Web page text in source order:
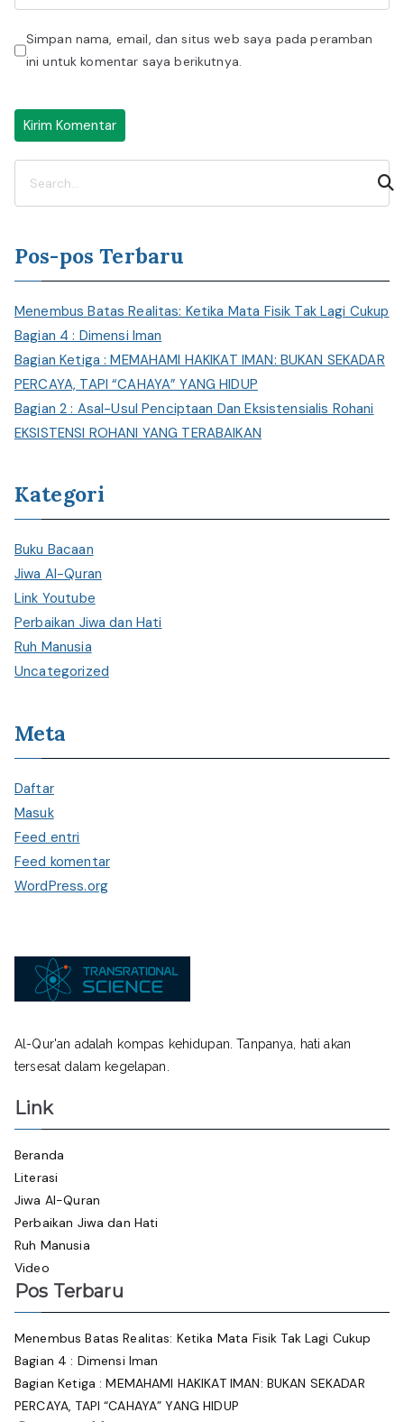
Simpan nama, email, dan situs web saya pada peramban
ini untuk komentar saya berikutnya.
Pos-pos Terbaru
Menembus Batas Realitas: Ketika Mata Fisik Tak Lagi Cukup
Bagian 4 : Dimensi Iman
Bagian Ketiga : MEMAHAMI HAKIKAT IMAN: BUKAN SEKADAR
PERCAYA, TAPI “CAHAYA” YANG HIDUP
Bagian 2 : Asal-Usul Penciptaan Dan Eksistensialis Rohani
EKSISTENSI ROHANI YANG TERABAIKAN
Kategori
Buku Bacaan
Jiwa Al-Quran
Link Youtube
Perbaikan Jiwa dan Hati
Ruh Manusia
Uncategorized
Meta
Daftar
Masuk
Feed entri
Feed komentar
WordPress.org
Al-Qur'an adalah kompas kehidupan. Tanpanya, hati akan
tersesat dalam kegelapan.
Link
Beranda
Literasi
Jiwa Al-Quran
Perbaikan Jiwa dan Hati
Ruh Manusia
Video
Pos Terbaru
Menembus Batas Realitas: Ketika Mata Fisik Tak Lagi Cukup
Bagian 4 : Dimensi Iman
Bagian Ketiga : MEMAHAMI HAKIKAT IMAN: BUKAN SEKADAR
PERCAYA, TAPI “CAHAYA” YANG HIDUP